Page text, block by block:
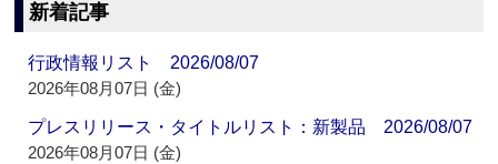
新着記事
行政情報リスト 2026/08/07
2026年08月07日 (金)
プレスリリース・タイトルリスト：新製品 2026/08/07
2026年08月07日 (金)